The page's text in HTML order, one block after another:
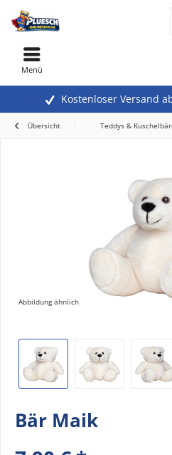
Kostenloser Versand
Menü
Übersicht Teddys &
Abbildung ähnlich
Bär Maik